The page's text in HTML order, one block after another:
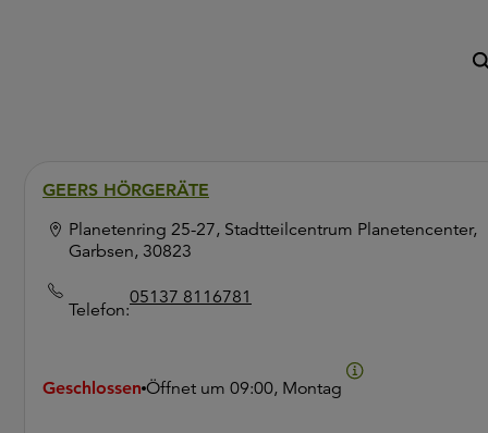
GEERS HÖRGERÄTE
Planetenring 25-27, Stadtteilcentrum Planetencenter,
Garbsen, 30823
Telefon:
05137 8116781
Geschlossen Öffnet um 09:00, Montag